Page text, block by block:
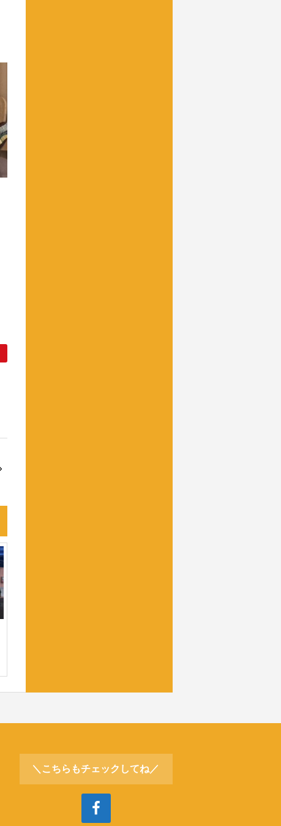
＼こちらもチェックしてね／